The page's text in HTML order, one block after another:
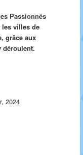
Passionnés
les villes de
grâce aux
déroulent.
2024